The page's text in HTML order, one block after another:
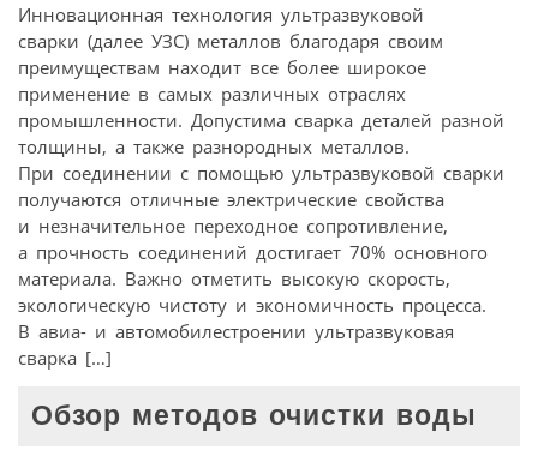
Инновационная технология ультразвуковой
сварки (далее УЗС) металлов благодаря своим
преимуществам находит все более широкое
применение в самых различных отраслях
промышленности. Допустима сварка деталей разной
толщины, а также разнородных металлов.
При соединении с помощью ультразвуковой сварки
получаются отличные электрические свойства
и незначительное переходное сопротивление,
а прочность соединений достигает 70% основного
материала. Важно отметить высокую скорость,
экологическую чистоту и экономичность процесса.
В авиа- и автомобилестроении ультразвуковая
сварка […]
Обзор методов очистки воды